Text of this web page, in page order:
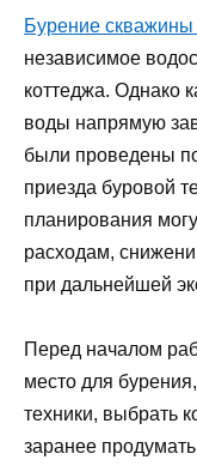
Бурение скважины
независимое
коттеджа. Однако
воды напрямую
были проведены
приезда буровой
планирования
расходам,
при дальнейшей
Перед началом
место для
техники, выбрать
заранее